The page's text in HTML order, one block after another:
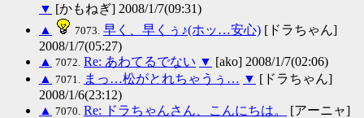
▼ [かもねぎ] 2008/1/7(09:31)
▲
7073. 早く、早くぅ♪(ホッ…安心) [ドラちゃん]
2008/1/7(05:27)
▲ 7072. Re: あわてるでない ▼ [ako] 2008/1/7(02:06)
▲ 7071. まっ…松がとれちゃうぅ… ▼ [ドラちゃん]
2008/1/6(23:12)
▲ 7070. Re: ドラちゃんさん、こんにちは。
[アーニャ]